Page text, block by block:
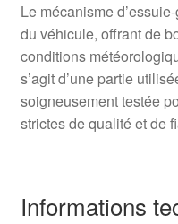
Le mécanisme
du véhicule, offrant de
conditions
s’agit d’une partie
soigneusement testée
strictes de qualité et de
Informations